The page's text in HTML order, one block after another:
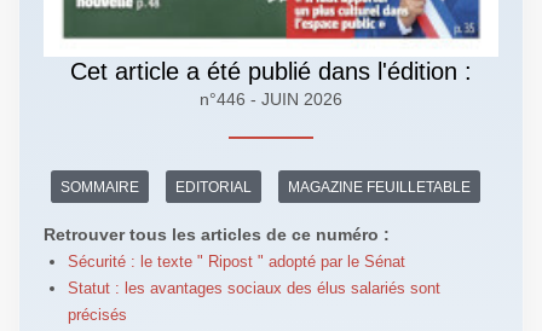
Cet article a été publié dans l'édition :
n°446 - JUIN 2026
SOMMAIRE EDITORIAL MAGAZINE FEUILLETABLE
Retrouver tous les articles de ce numéro :
Sécurité : le texte " Ripost " adopté par le Sénat
Statut : les avantages sociaux des élus salariés sont
précisés